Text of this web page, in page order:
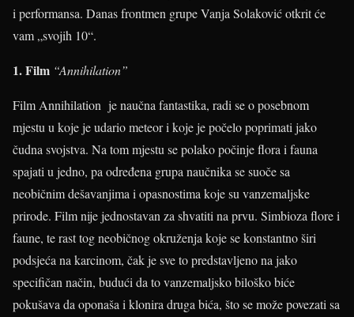
i performansa. Danas frontmen grupe Vanja Solaković otkrit će
vam „svojih 10“.
1.Film “Annihilation”
Film Annihilation je naučna fantastika, radi se o posebnom
mjestu u koje je udario meteor i koje je počelo poprimati jako
čudna svojstva. Na tom mjestu se polako počinje flora i fauna
spajati u jedno, pa određena grupa naučnika se suoče sa
neobičnim dešavanjima i opasnostima koje su vanzemaljske
prirode. Film nije jednostavan za shvatiti na prvu. Simbioza flore i
faune, te rast tog neobičnog okruženja koje se konstantno širi
podsjeća na karcinom, čak je sve to predstavljeno na jako
specifičan način, budući da to vanzemaljsko biloško biće
pokušava da oponaša i klonira druga bića, što se može povezati sa